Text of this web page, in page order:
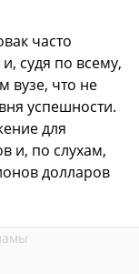
часто
судя по всему,
вузе, что не
успешности.
для
и, по слухам,
долларов